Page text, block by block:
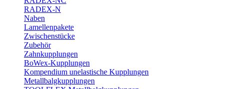
RADEX-N
Naben
Lamellenpakete
Zwischenstücke
Zubehör
Zahnkupplungen
BoWex-Kupplungen
Kompendium unelastische Kupplungen
Metallbalgkupplungen